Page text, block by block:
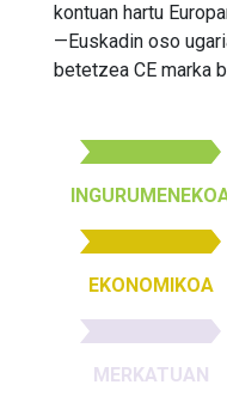
kontuan hartu
—Euskadin oso
betetzea CE marka
EKONOMIKOA
MERKATUAN